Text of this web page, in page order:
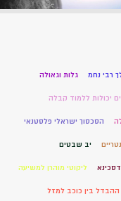
רבי נחמ גלות וגאולה
יכולות ללמוד קבלה
הסכסוך ישראלי פלסטנאי
יב שבטים
ליקוטי מוהרן למשיעה
בין כוכב למזל